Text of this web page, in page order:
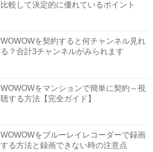
比較して決定的に優れているポイント
WOWOWを契約すると何チャンネル見れ
る？合計3チャンネルがみられます
WOWOWをマンションで簡単に契約～視
聴する方法【完全ガイド】
WOWOWをブルーレイレコーダーで録画
する方法と録画できない時の注意点